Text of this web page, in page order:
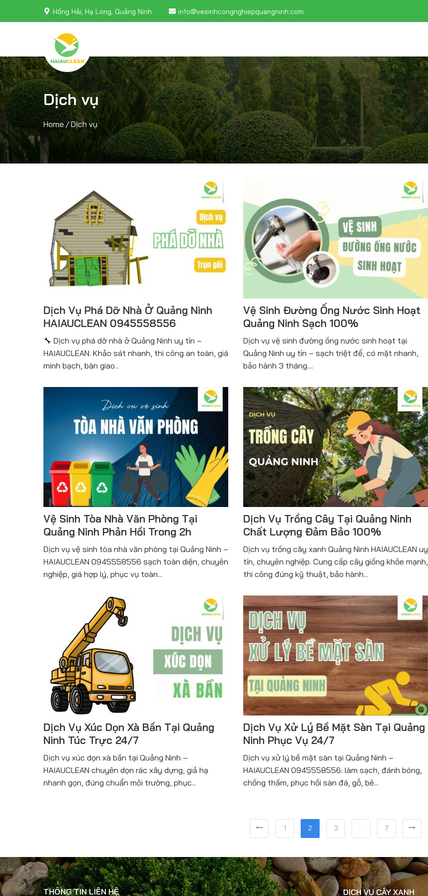
Hồng Hải, Hạ Long, Quảng Ninh info@vesinhcongnghiepquangninh.com
Dịch vụ
Home/Dịch vụ
Dịch Vụ Phá Dỡ Nhà Ở Quảng Ninh
HAIAUCLEAN 0945558556
🔧 Dịch vụ phá dỡ nhà ở Quảng Ninh uy tín –
HAIAUCLEAN. Khảo sát nhanh, thi công an toàn, giá
minh bạch, bàn giao...
Vệ Sinh Đường Ống Nước Sinh Hoạt
Quảng Ninh Sạch 100%
Dịch vụ vệ sinh đường ống nước sinh hoạt tại
Quảng Ninh uy tín – sạch triệt để, có mặt nhanh,
bảo hành 3 tháng....
Vệ Sinh Tòa Nhà Văn Phòng Tại
Quảng Ninh Phản Hồi Trong 2h
Dịch vụ vệ sinh tòa nhà văn phòng tại Quảng Ninh –
HAIAUCLEAN 0945558556 sạch toàn diện, chuyên
nghiệp, giá hợp lý, phục vụ toàn...
Dịch Vụ Trồng Cây Tại Quảng Ninh
Chất Lượng Đảm Bảo 100%
Dịch vụ trồng cây xanh Quảng Ninh HAIAUCLEAN uy
tín, chuyên nghiệp. Cung cấp cây giống khỏe mạnh,
thi công đúng kỹ thuật, bảo hành...
Dịch Vụ Xúc Dọn Xà Bần Tại Quảng
Ninh Túc Trực 24/7
Dịch vụ xúc dọn xà bần tại Quảng Ninh –
HAIAUCLEAN chuyên dọn rác xây dựng, giả hạ
nhanh gọn, đúng chuẩn môi trường, phục...
Dịch Vụ Xử Lý Bề Mặt Sàn Tại Quảng
Ninh Phục Vụ 24/7
Dịch vụ xử lý bề mặt sàn tại Quảng Ninh –
HAIAUCLEAN 0945558556: làm sạch, đánh bóng,
chống thấm, phục hồi sàn đá, gỗ, bê...
1 2 3 … 7
THÔNG TIN LIÊN HỆ DỊCH VỤ CÂY XANH